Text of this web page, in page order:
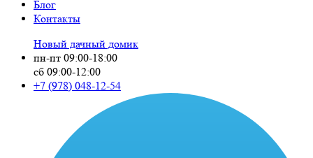
Блог
Контакты
Новый дачный домик
пн-пт 09:00-18:00
сб 09:00-12:00
+7 (978) 048-12-54